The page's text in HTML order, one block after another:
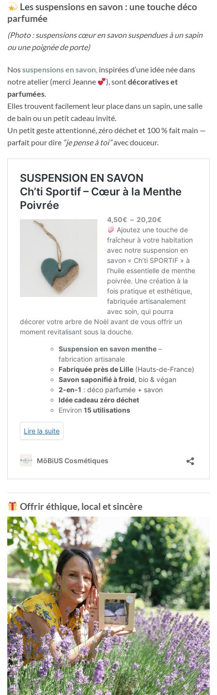
Les suspensions en savon : une touche déco
parfumée
(Photo : suspensions cœur en savon suspendues à un sapin
ou une poignée de porte)
Nossuspensions en savon, inspirées d’une idée née dans
notre atelier (merci Jeanne
), sontdécoratives et
parfumées.
Elles trouvent facilement leur place dans un sapin, une salle
de bain ou un petit cadeau invité.
Un petit geste attentionné, zéro déchet et 100 % fait main —
parfait pour dire “je pense à toi”avec douceur.
Offrir éthique, local et sincère